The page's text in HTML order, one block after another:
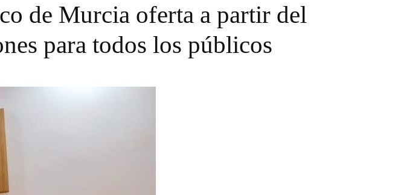
de Murcia oferta a partir del
para todos los públicos